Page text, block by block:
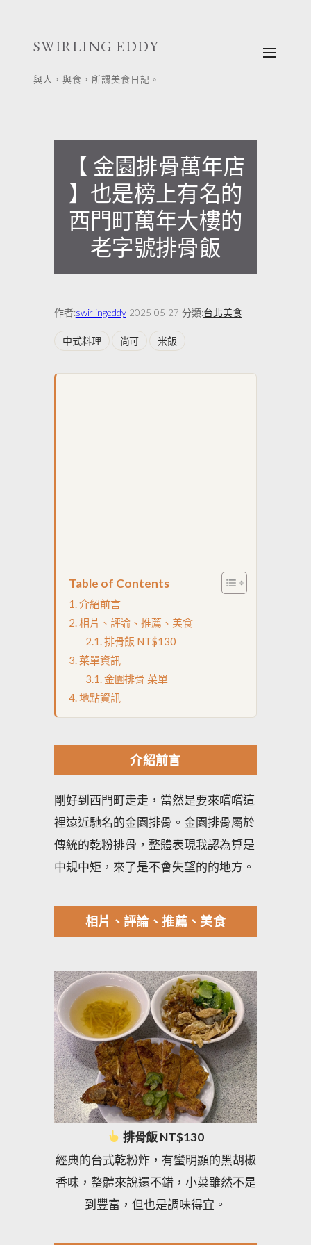
SWIRLING EDDY
與人，與食，所謂美食日記。
【 金園排骨萬年店
】也是榜上有名的
西門町萬年大樓的
老字號排骨飯
作者:swirlingeddy|2025-05-27|分類:台北美食|
中式料理 尚可 米飯
Table of Contents
介紹前言
相片、評論、推薦、美食
排骨飯 NT$130
菜單資訊
金園排骨 菜單
地點資訊
介紹前言
剛好到西門町走走，當然是要來嚐嚐這
裡遠近馳名的金園排骨。金園排骨屬於
傳統的乾粉排骨，整體表現我認為算是
中規中矩，來了是不會失望的的地方。
相片、評論、推薦、美食
排骨飯 NT$130
經典的台式乾粉炸，有蠻明顯的黑胡椒
香味，整體來說還不錯，小菜雖然不是
到豐富，但也是調味得宜。